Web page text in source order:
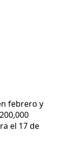
febrero y
el 17 de